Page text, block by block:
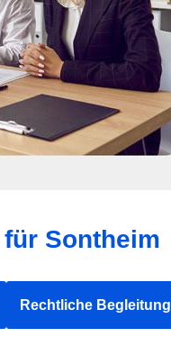
Sontheim
Rechtliche Begleitung